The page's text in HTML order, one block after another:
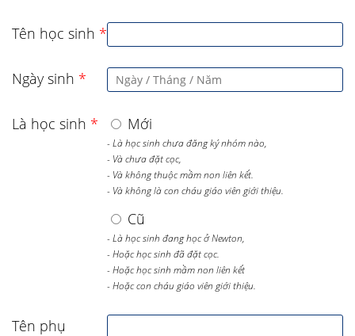
Tên học sinh *
Ngày sinh *
Là học sinh * Mới
- Là học sinh chưa đăng ký nhóm nào,
- Và chưa đặt cọc,
- Và không thuộc mầm non liên kết.
- Và không là con cháu giáo viên giới thiệu.
Cũ
- Là học sinh đang học ở Newton,
- Hoặc học sinh đã đặt cọc.
- Hoặc học sinh mầm non liên kết
- Hoặc con cháu giáo viên giới thiệu.
Tên phụ